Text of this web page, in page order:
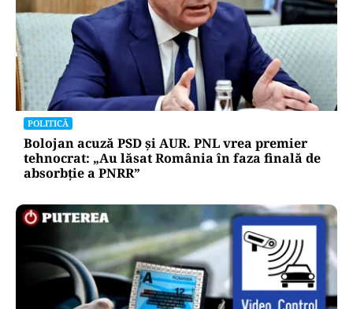
POLITICĂ
Bolojan acuză PSD și AUR. PNL vrea premier
tehnocrat: „Au lăsat România în faza finală de
absorbţie a PNRR”